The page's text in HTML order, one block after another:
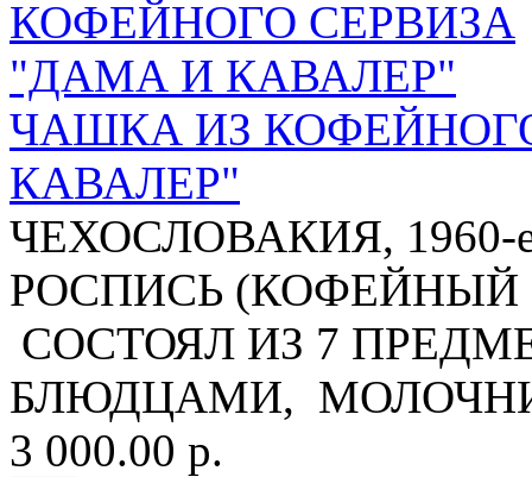
ЧАШКА ИЗ
КАВАЛЕР"
ЧЕХОСЛОВАКИЯ,
РОСПИСЬ (КОФЕЙНЫЙ
СОСТОЯЛ ИЗ 7
БЛЮДЦАМИ,
3 000.00 р.